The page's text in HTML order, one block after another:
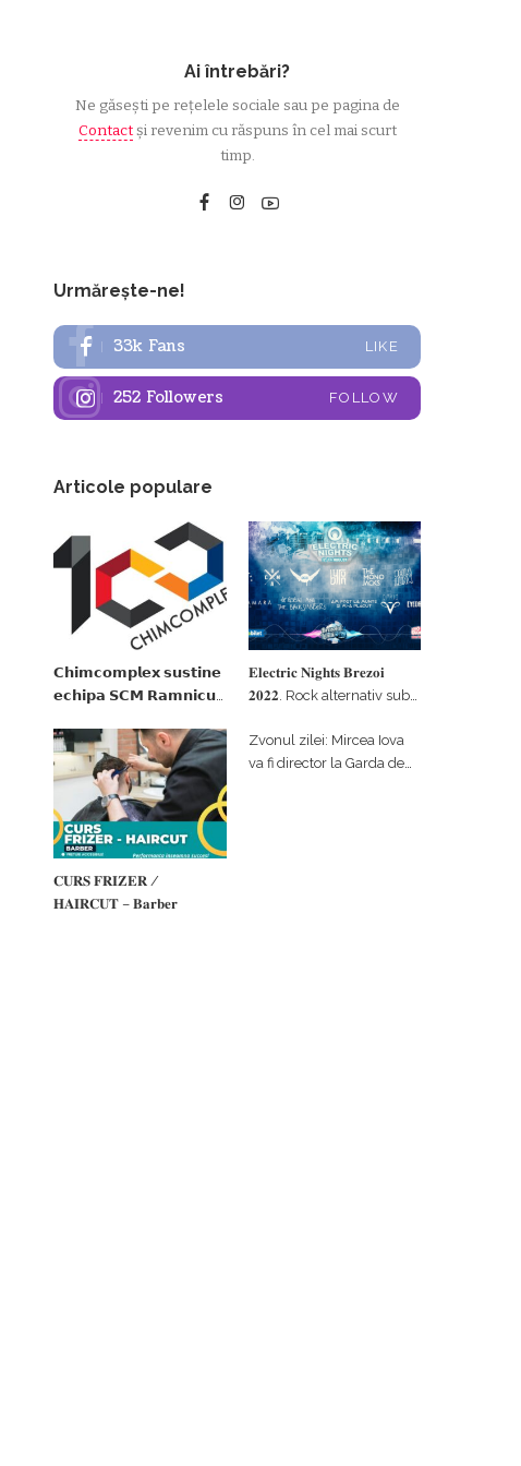
Ai întrebări?
Ne găsești pe rețelele sociale sau pe pagina de
Contactși revenim cu răspuns în cel mai scurt
timp.
Urmărește-ne!
33k Fans LIKE
252 Followers FOLLOW
Articole populare
𝗖𝗵𝗶𝗺𝗰𝗼𝗺𝗽𝗹𝗲𝘅 𝘀𝘂𝘀𝘁𝗶𝗻𝗲
𝗲𝗰𝗵𝗶𝗽𝗮 𝗦𝗖𝗠 𝗥𝗮𝗺𝗻𝗶𝗰𝘂
𝗽𝗮𝗿𝘁𝗲𝗻𝗲𝗿 𝗳𝗶𝗻𝗮𝗻𝘁𝗮𝘁𝗼𝗿
𝐄𝐥𝐞𝐜𝐭𝐫𝐢𝐜 𝐍𝐢𝐠𝐡𝐭𝐬 𝐁𝐫𝐞𝐳𝐨𝐢
𝟐𝟎𝟐𝟐. Rock alternativ sub
#𝐁𝐫𝐞𝐳𝐨𝐢𝐮𝐥𝐋𝐮𝐦𝐢𝐢
𝐂𝐔𝐑𝐒 𝐅𝐑𝐈𝐙𝐄𝐑 /
𝐇𝐀𝐈𝐑𝐂𝐔𝐓 – 𝐁𝐚𝐫𝐛𝐞𝐫
Zvonul zilei: Mircea Iova
va fi director la Garda de